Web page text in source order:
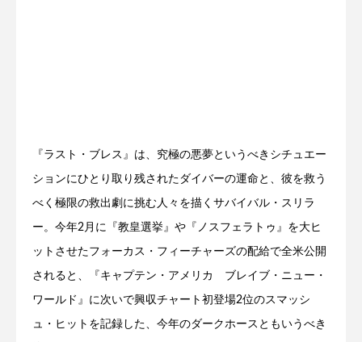
『ラスト・ブレス』は、究極の悪夢というべきシチュエー
ションにひとり取り残されたダイバーの運命と、彼を救う
べく極限の救出劇に挑む人々を描くサバイバル・スリラ
ー。今年2月に『教皇選挙』や『ノスフェラトゥ』を大ヒ
ットさせたフォーカス・フィーチャーズの配給で全米公開
されると、『キャプテン・アメリカ ブレイブ・ニュー・
ワールド』に次いで興収チャート初登場2位のスマッシ
ュ・ヒットを記録した、今年のダークホースともいうべき